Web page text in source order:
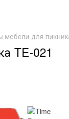
мебели для
TE-021